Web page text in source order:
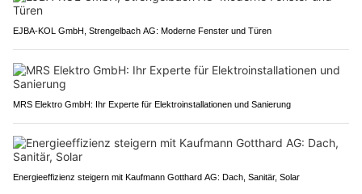
EJBA-KOL GmbH, Strengelbach AG: Moderne Fenster und Türen
MRS Elektro GmbH: Ihr Experte für Elektroinstallationen und Sanierung
Energieeffizienz steigern mit Kaufmann Gotthard AG: Dach, Sanitär, Solar